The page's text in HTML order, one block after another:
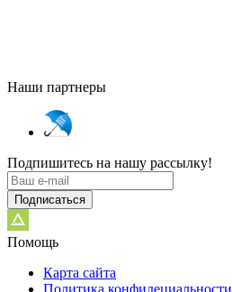
Наши партнеры
Подпишитесь на нашу рассылку!
Подписаться
Помощь
Карта сайта
Политика конфидециальности